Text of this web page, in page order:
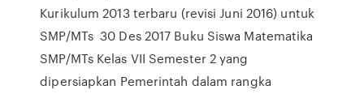
Kurikulum 2013 terbaru (revisi Juni 2016) untuk
SMP/MTs 30 Des 2017 Buku Siswa Matematika
SMP/MTs Kelas VII Semester 2 yang
dipersiapkan Pemerintah dalam rangka